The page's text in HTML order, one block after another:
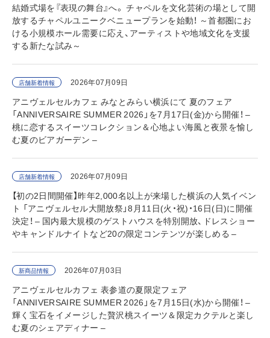
結婚式場を『表現の舞台』へ。 チャペルを文化芸術の場として開
放するチャペルユニークベニュープランを始動！ ～首都圏にお
ける小規模ホール需要に応え、アーティストや地域文化を支援
する新たな試み～
店舗新着情報 2026年07月09日
アニヴェルセルカフェ みなとみらい横浜にて 夏のフェア
「ANNIVERSAIRE SUMMER 2026」を7月17日(金)から開催！ –
桃に恋するスイーツコレクション＆心地よい海風と夜景を愉し
む夏のビアガーデン –
店舗新着情報 2026年07月09日
【初の2日間開催】昨年2,000名以上が来場した横浜の人気イベン
ト 「アニヴェルセル大開放祭」8月11日(火・祝)・16日(日)に開催
決定！ – 国内最大規模のゲストハウスを特別開放、ドレスショー
やキャンドルナイトなど20の限定コンテンツが楽しめる –
新商品情報 2026年07月03日
アニヴェルセルカフェ 表参道の夏限定フェア
「ANNIVERSAIRE SUMMER 2026」を7月15日(水)から開催！ –
輝く宝石をイメージした贅沢桃スイーツ＆限定カクテルと楽し
む夏のシェアディナー –